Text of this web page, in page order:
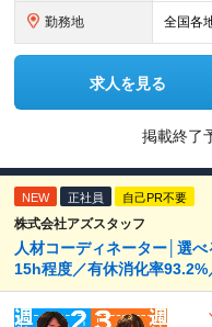
勤務地
求人を見る
掲載終了
NEW 正社員 自己PR不要
株式会社アズスタッフ
人材コーディネーター│選
15h程度／有休消化率93.2%